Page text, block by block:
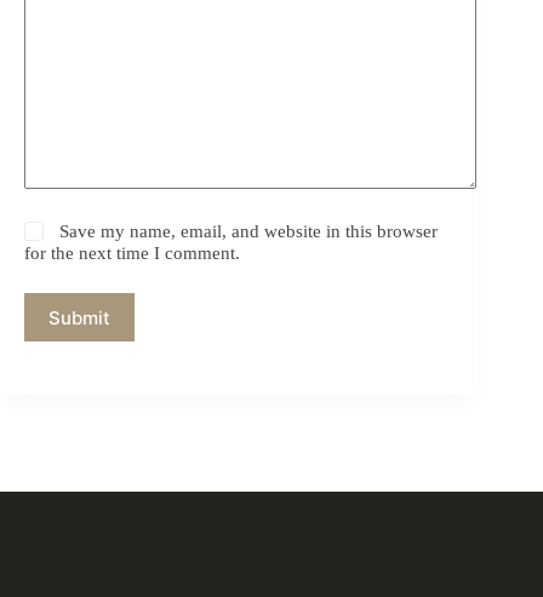
Save my name, email, and website in this browser
for the next time I comment.
Submit